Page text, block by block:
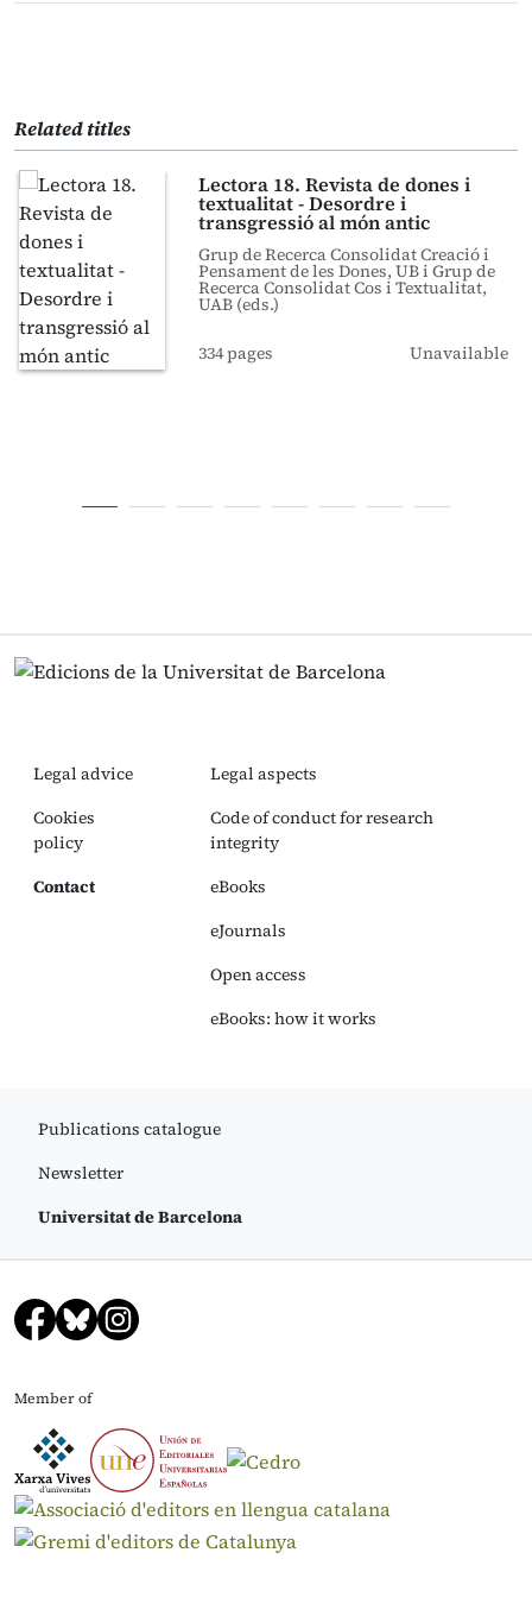
Related titles
Lectora 18. Revista de dones i
textualitat - Desordre i
transgressió al món antic
Grup de Recerca Consolidat Creació i
Pensament de les Dones, UB i Grup de
Recerca Consolidat Cos i Textualitat,
UAB (eds.)
334 pages Unavailable
Legal advice
Cookies
policy
Contact
Legal aspects
Code of conduct for research
integrity
eBooks
eJournals
Open access
eBooks: how it works
Publications catalogue
Newsletter
Universitat de Barcelona
Member of